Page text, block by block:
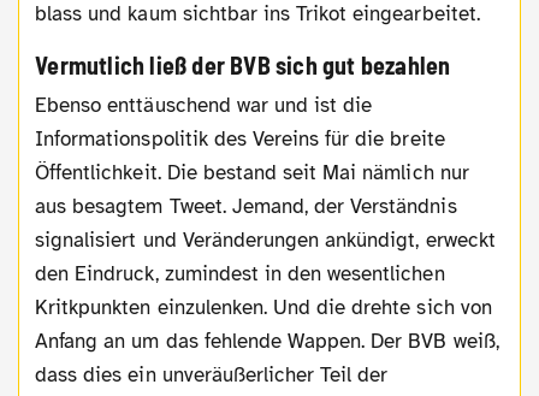
blass und kaum sichtbar ins Trikot eingearbeitet.
Vermutlich ließ der BVB sich gut bezahlen
Ebenso enttäuschend war und ist die
Informationspolitik des Vereins für die breite
Öffentlichkeit. Die bestand seit Mai nämlich nur
aus besagtem Tweet. Jemand, der Verständnis
signalisiert und Veränderungen ankündigt, erweckt
den Eindruck, zumindest in den wesentlichen
Kritkpunkten einzulenken. Und die drehte sich von
Anfang an um das fehlende Wappen. Der BVB weiß,
dass dies ein unveräußerlicher Teil der